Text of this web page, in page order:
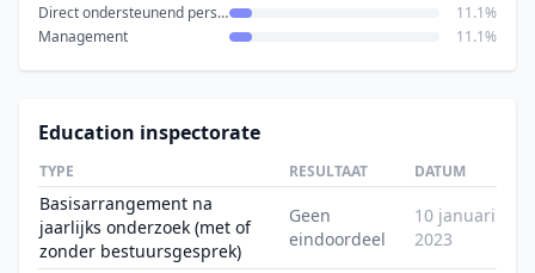
Direct ondersteunend personeel
11.1%
Management
11.1%
Education inspectorate
TYPE RESULTAAT DATUM
Basisarrangement na
jaarlijks onderzoek (met of
zonder bestuursgesprek)
Geen
eindoordeel
10 januari
2023